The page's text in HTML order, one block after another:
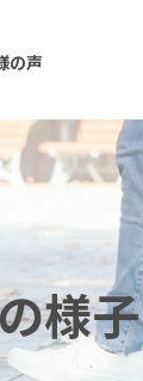
の声
様子